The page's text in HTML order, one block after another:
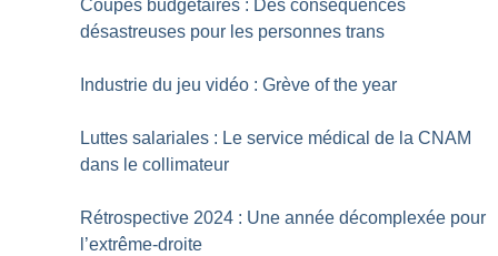
Coupes budgétaires : Des conséquences
désastreuses pour les personnes trans
Industrie du jeu vidéo : Grève of the year
Luttes salariales : Le service médical de la CNAM
dans le collimateur
Rétrospective 2024 : Une année décomplexée pour
l’extrême-droite